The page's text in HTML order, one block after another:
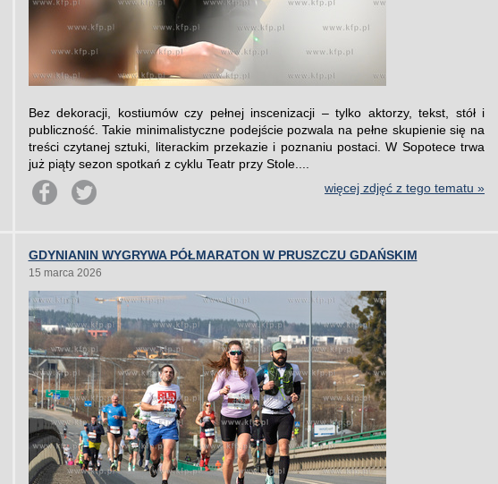
Bez dekoracji, kostiumów czy pełnej inscenizacji – tylko aktorzy, tekst, stół i
publiczność. Takie minimalistyczne podejście pozwala na pełne skupienie się na
treści czytanej sztuki, literackim przekazie i poznaniu postaci. W Sopotece trwa
już piąty sezon spotkań z cyklu Teatr przy Stole....
więcej zdjęć z tego tematu »
GDYNIANIN WYGRYWA PÓŁMARATON W PRUSZCZU GDAŃSKIM
15 marca 2026